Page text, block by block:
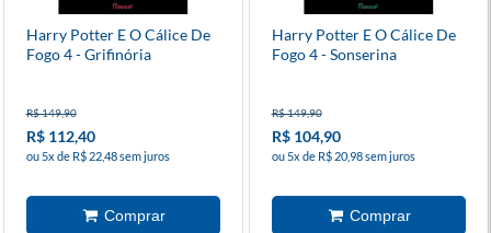
Harry Potter E O Cálice De
Fogo 4 - Grifinória
R$ 149,90
R$ 112,40
ou 5x de R$ 22,48 sem juros
Harry Potter E O Cálice De
Fogo 4 - Sonserina
R$ 149,90
R$ 104,90
ou 5x de R$ 20,98 sem juros